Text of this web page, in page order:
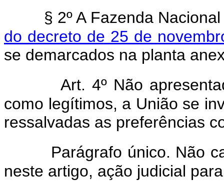
§ 2º A Fazenda
do decreto de 25 de
se demarcados na planta
Art. 4º Não
como legítimos, a União se
ressalvadas as preferências
Parágrafo único. Não
neste artigo, ação judicial